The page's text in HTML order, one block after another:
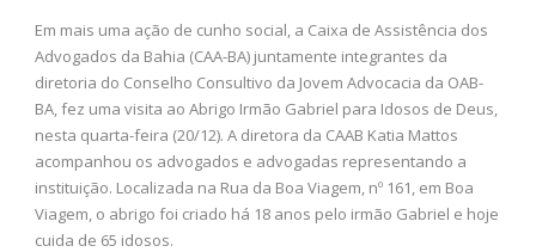
Em mais uma ação de cunho social, a Caixa de Assistência dos
Advogados da Bahia (CAA-BA) juntamente integrantes da
diretoria do Conselho Consultivo da Jovem Advocacia da OAB-
BA, fez uma visita ao Abrigo Irmão Gabriel para Idosos de Deus,
nesta quarta-feira (20/12). A diretora da CAAB Katia Mattos
acompanhou os advogados e advogadas representando a
instituição. Localizada na Rua da Boa Viagem, nº 161, em Boa
Viagem, o abrigo foi criado há 18 anos pelo irmão Gabriel e hoje
cuida de 65 idosos.